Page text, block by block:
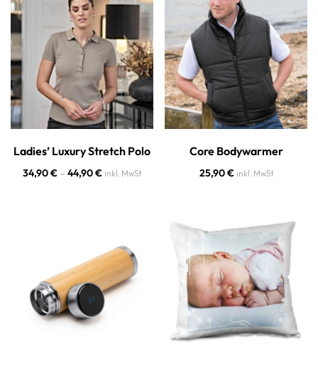
Ladies’ Luxury Stretch Polo
34,90€ – 44,90€ inkl. MwSt
Core Bodywarmer
25,90€ inkl. MwSt